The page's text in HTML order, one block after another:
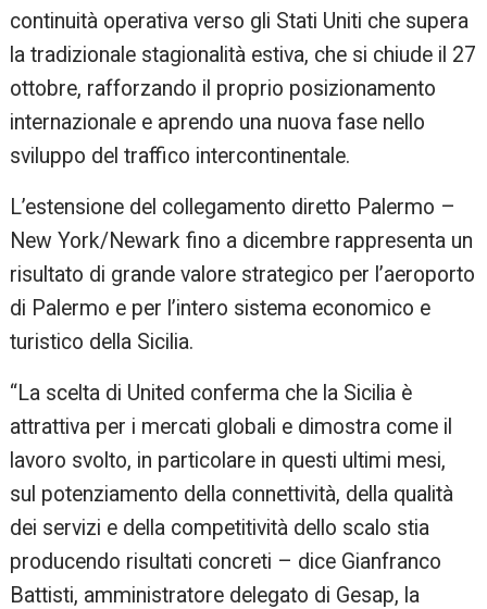
continuità operativa verso gli Stati Uniti che supera
la tradizionale stagionalità estiva, che si chiude il 27
ottobre, rafforzando il proprio posizionamento
internazionale e aprendo una nuova fase nello
sviluppo del traffico intercontinentale.
L’estensione del collegamento diretto Palermo –
New York/Newark fino a dicembre rappresenta un
risultato di grande valore strategico per l’aeroporto
di Palermo e per l’intero sistema economico e
turistico della Sicilia.
“La scelta di United conferma che la Sicilia è
attrattiva per i mercati globali e dimostra come il
lavoro svolto, in particolare in questi ultimi mesi,
sul potenziamento della connettività, della qualità
dei servizi e della competitività dello scalo stia
producendo risultati concreti – dice Gianfranco
Battisti, amministratore delegato di Gesap, la